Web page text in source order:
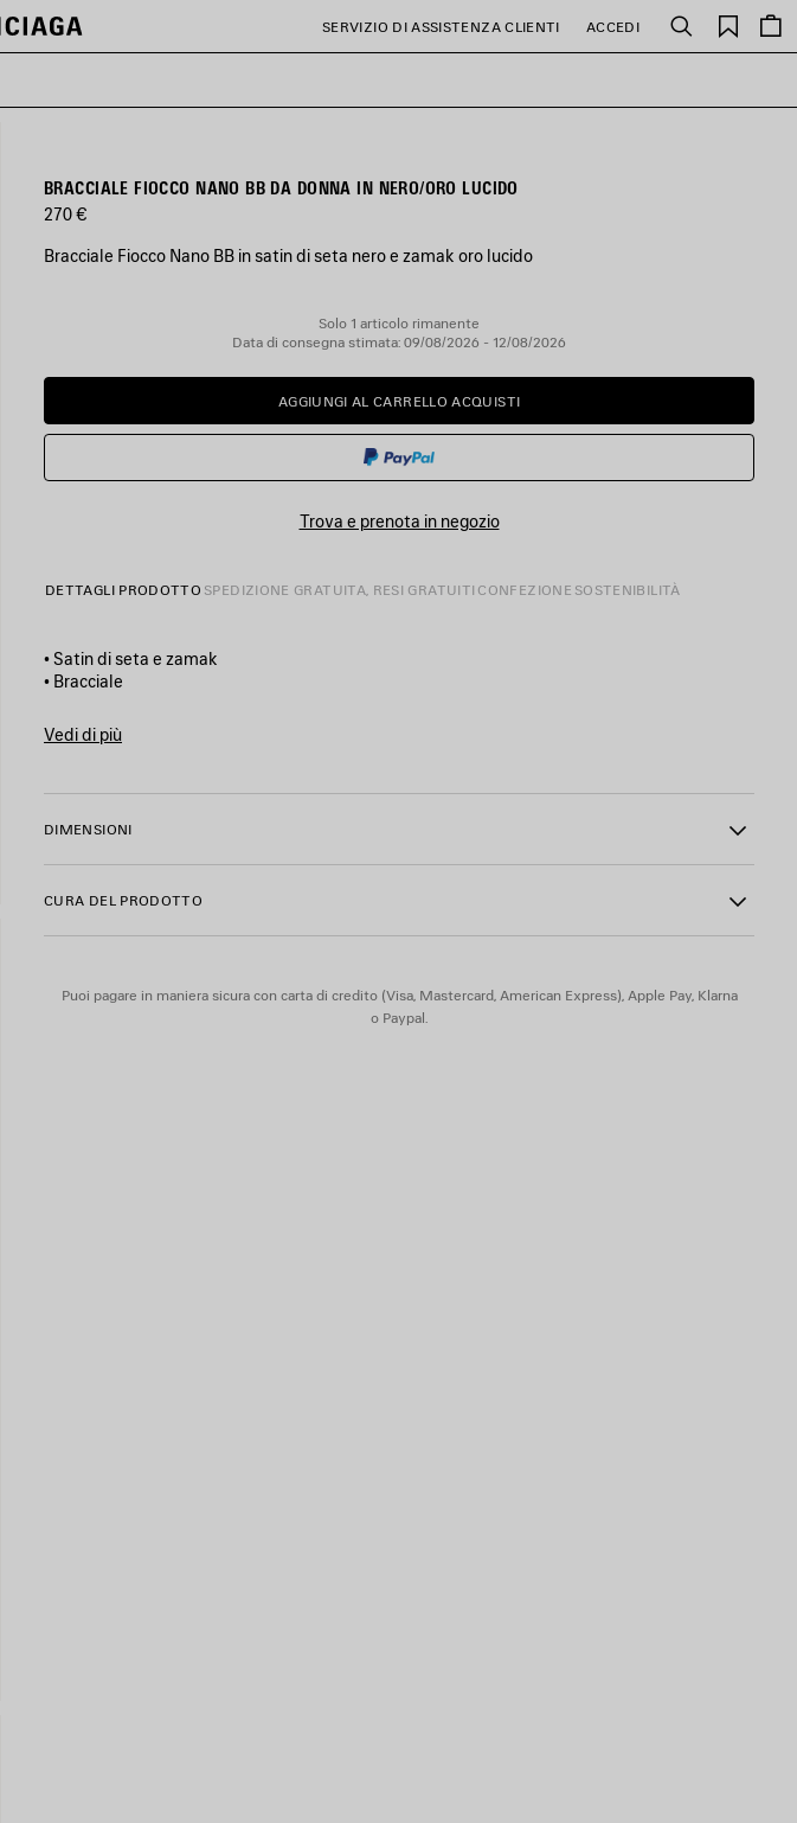
SERVIZIO DI ASSISTENZA CLIENTI ACCEDI Cerca
PREFERITIBRACCIALE FIOCCO NANO BB DA DONNA IN NERO/ORO LUCIDO
270 €
Bracciale Fiocco Nano BB in satin di seta nero e zamak oro lucido
Lucido
Solo 1 articolo rimanente
Data di consegna stimata: 09/08/2026 - 12/08/2026
AGGIUNGI
AL
ACQUISTI
AGGIUNGI AL CARRELLO ACQUISTI
SELEZIONA
UNA
Trova e prenota in negozio
DETTAGLI PRODOTTO SPEDIZIONE GRATUITA, RESI GRATUITI CONFEZIONE SOSTENIBILITÀ
• Satin di seta e zamak
• Bracciale
• Logo Nano BB
• Logo Balenciaga inciso
• Fabbricato in Italia
Vedi di più
DIMENSIONI
CURA DEL PRODOTTO
Puoi pagare in maniera sicura con carta di credito (Visa, Mastercard, American Express), Apple Pay, Klarna
o Paypal.